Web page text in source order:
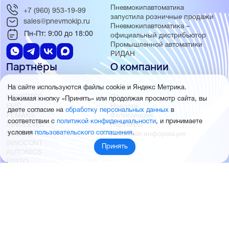
Пневмокипавтоматика
запустила розничные продажи
Пневмокипавтоматика –
официальный дистрибьютор
Промышленной автоматики
РИДАН
Партнёры
ОВЕН
MEYERTEC
EMC
PEMAKS
INNOLEVEL
INNOVERT
INNOCONT
AUTONICS
FESTO
О компании
О нас
Отзывы
Новости
Фотогалерея
Партнёры
Правовая информация
+7 (960) 953-19-99
sales@pnevmokip.ru
Пн-Пт: 9:00 до 18:00
На сайте используются файлы cookie и Яндекс Метрика.
Нажимая кнопку «Принять» или продолжая просмотр сайта, вы
даете согласие на обработку персональных данных в
соответствии с политикой конфиденциальности, и принимаете
условияпользовательского соглашения.
Принять